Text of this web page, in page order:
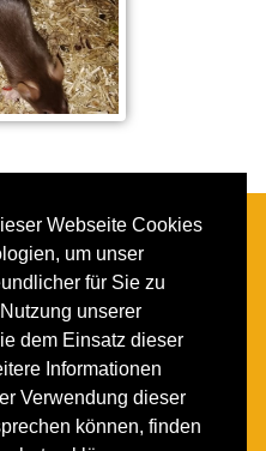
Webseite Cookies
um unser
für Sie zu
unserer
dem Einsatz dieser
Informationen
Verwendung dieser
können, finden